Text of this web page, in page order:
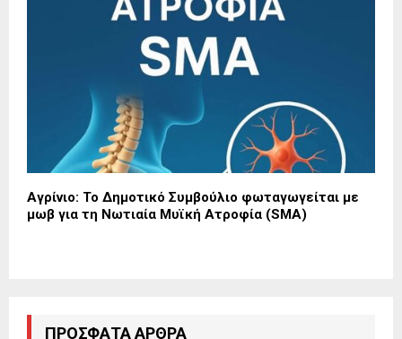
Αγρίνιο: Το Δημοτικό Συμβούλιο φωταγωγείται με
μωβ για τη Νωτιαία Μυϊκή Ατροφία (SMA)
ΠΡΌΣΦΑΤΑ ΆΡΘΡΑ